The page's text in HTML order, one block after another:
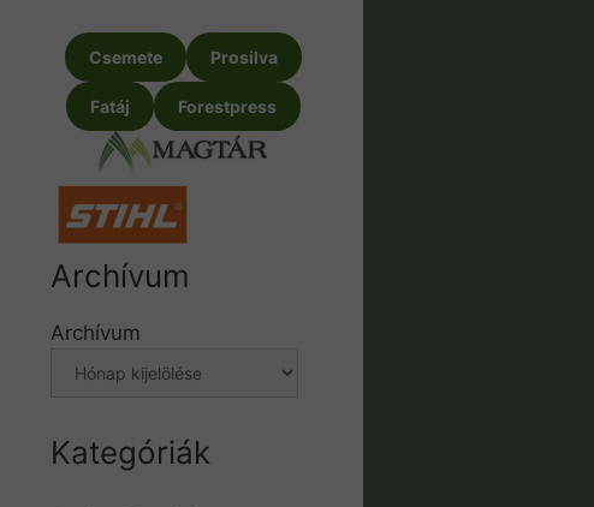
Csemete Prosilva
Fatáj Forestpress
Archívum
Archívum
Kategóriák